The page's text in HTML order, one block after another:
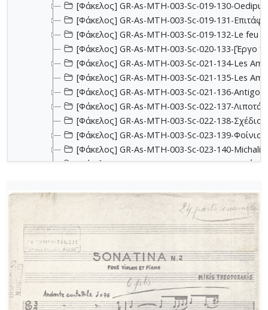
[Φάκελος] GR-As-MTH-003-Sc-019-130-
[Φάκελος] GR-As-MTH-003-Sc-019-131-
[Φάκελος] GR-As-MTH-003-Sc-019-132-Le feu
[Φάκελος] GR-As-MTH-003-Sc-020-133-[Έργο
[Φάκελος] GR-As-MTH-003-Sc-021-134-Les
[Φάκελος] GR-As-MTH-003-Sc-021-135-Les
[Φάκελος] GR-As-MTH-003-Sc-021-136-
[Φάκελος] GR-As-MTH-003-Sc-022-137-
[Φάκελος] GR-As-MTH-003-Sc-022-138-Σχέδια
[Φάκελος] GR-As-MTH-003-Sc-023-139-
[Φάκελος] GR-As-MTH-003-Sc-023-140-
[Φάκελος] GR-As-MTH-003-Sc-023-141-
[Φάκελος] GR-As-MTH-003-Sc-024-143-
[Φάκελος] GR-As-MTH-003-Sc-024-144-Βάκχες
[Φάκελος] GR-As-MTH-003-Sc-024-145-Faces
[Φάκελος] GR-As-MTH-003-Sc-024-146-
[Φάκελος] GR-As-MTH-003-Sc-024-147-
[Φάκελος] GR-As-MTH-003-Sc-024-148-
[Φάκελος] GR-As-MTH-003-Sc-024-149-
[Φάκελος] GR-As-MTH-003-Sc-025-150-Phedre
[Φάκελος] GR-As-MTH-003-Sc-025-151-Ο